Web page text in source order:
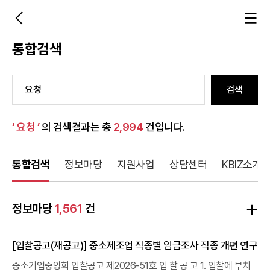
통합검색
검색
‘ 요청 ’의 검색결과는 총 2,994 건입니다.
통합검색 정보마당 지원사업 상담센터 KBIZ소개
정보마당 1,561 건
[입찰공고(재공고)] 중소제조업 직종별 임금조사 직종 개편 연구
중소기업중앙회 입찰공고 제2026-51호 입 찰 공 고 1. 입찰에 부치